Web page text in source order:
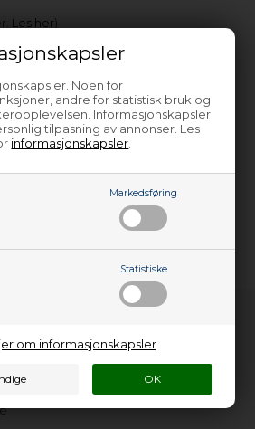
Noen for
andre for statistisk bruk og
Informasjonskapsler
tilpasning av annonser. Les
informasjonskapsler
Markedsføring
Statistiske
om informasjonskapsler
Spørsmål om varen?
Les her)
mitt?